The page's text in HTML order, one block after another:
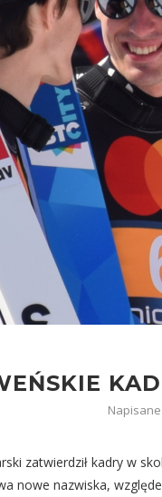
zatwierdził kadry w
nowe nazwiska,